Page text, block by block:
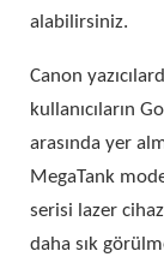
alabilirsiniz.
Canon
kullanıcıların
arasında yer
MegaTank
serisi lazer
daha sık